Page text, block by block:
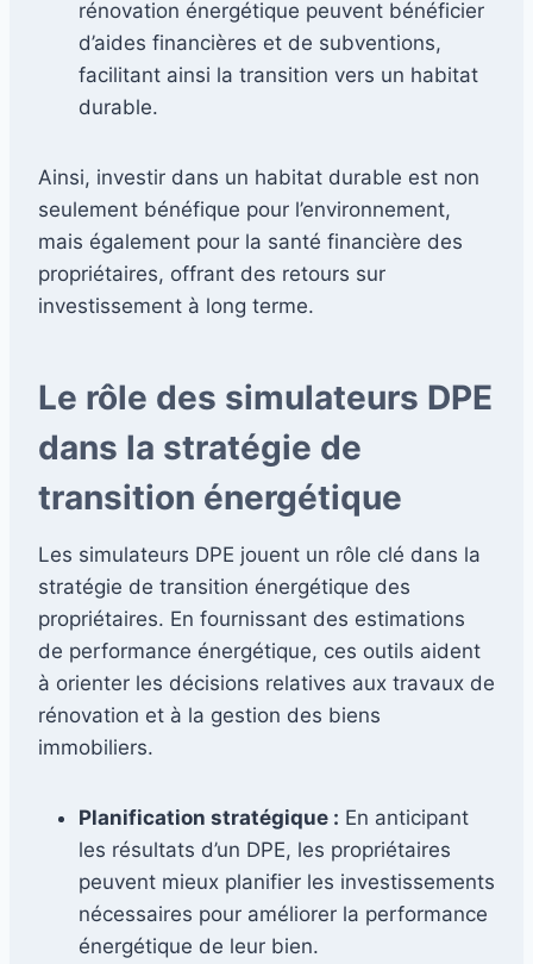
rénovation énergétique peuvent bénéficier
d’aides financières et de subventions,
facilitant ainsi la transition vers un habitat
durable.
Ainsi, investir dans un habitat durable est non
seulement bénéfique pour l’environnement,
mais également pour la santé financière des
propriétaires, offrant des retours sur
investissement à long terme.
Le rôle des simulateurs DPE
dans la stratégie de
transition énergétique
Les simulateurs DPE jouent un rôle clé dans la
stratégie de transition énergétique des
propriétaires. En fournissant des estimations
de performance énergétique, ces outils aident
à orienter les décisions relatives aux travaux de
rénovation et à la gestion des biens
immobiliers.
Planification stratégique : En anticipant
les résultats d’un DPE, les propriétaires
peuvent mieux planifier les investissements
nécessaires pour améliorer la performance
énergétique de leur bien.